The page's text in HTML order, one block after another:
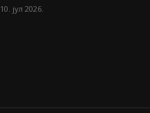
10. јул 2026.